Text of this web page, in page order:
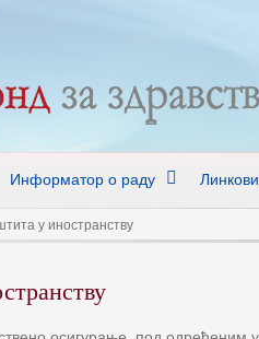
Информатор о раду Линкови
у иностранству